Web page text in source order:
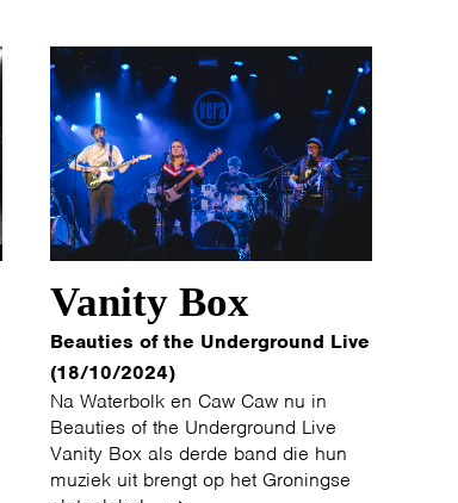
Vanity Box
Beauties of the Underground Live
(18/10/2024)
Na Waterbolk en Caw Caw nu in
Beauties of the Underground Live
Vanity Box als derde band die hun
muziek uit brengt op het Groningse